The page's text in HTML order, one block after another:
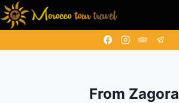
Skip
to
From Zagora